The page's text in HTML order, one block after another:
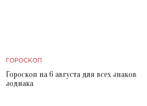
ГОРОСКОП
Гороскоп на 6 августа для всех знаков
зодиака